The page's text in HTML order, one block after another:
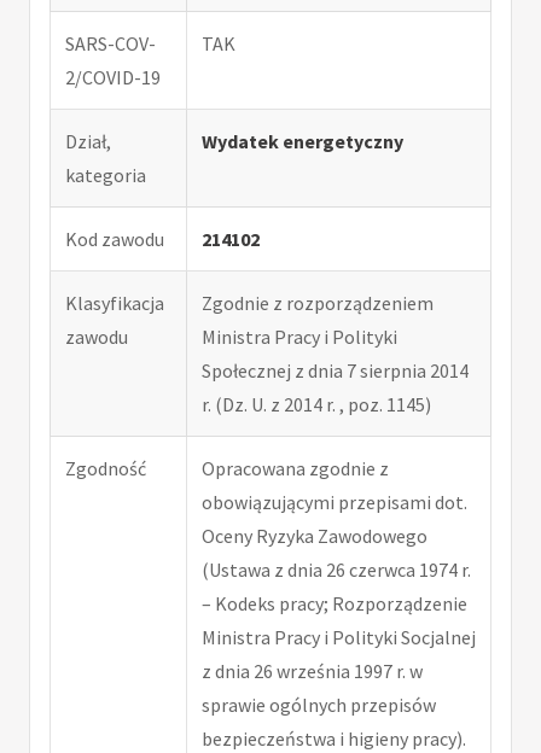
SARS-COV-
2/COVID-19
TAK
Dział,
kategoria
Wydatek energetyczny
Kod zawodu 214102
Klasyfikacja
zawodu
Zgodnie z rozporządzeniem
Ministra Pracy i Polityki
Społecznej z dnia 7 sierpnia 2014
r. (Dz. U. z 2014 r. , poz. 1145)
Zgodność
Opracowana zgodnie z
obowiązującymi przepisami dot.
Oceny Ryzyka Zawodowego
(Ustawa z dnia 26 czerwca 1974 r.
– Kodeks pracy; Rozporządzenie
Ministra Pracy i Polityki Socjalnej
z dnia 26 września 1997 r. w
sprawie ogólnych przepisów
bezpieczeństwa i higieny pracy).